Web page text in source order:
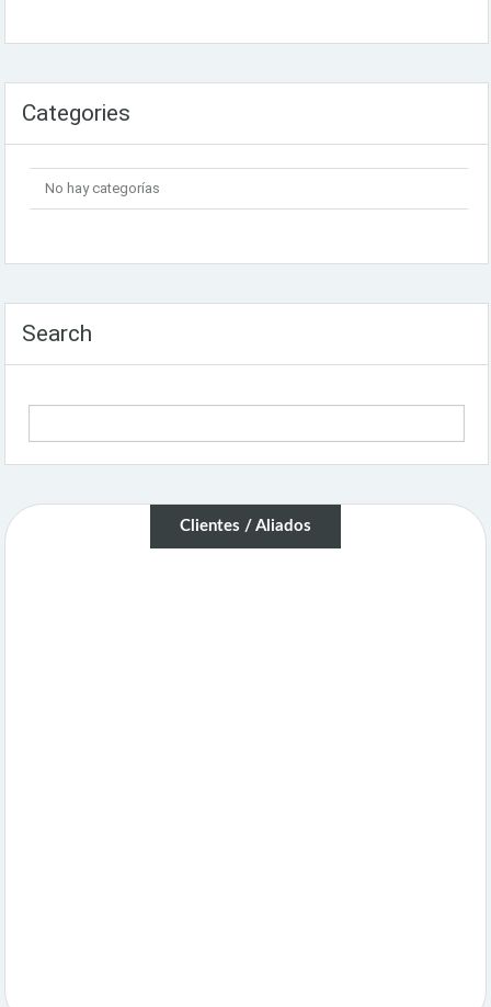
Categories
No hay categorías
Search
Clientes / Aliados